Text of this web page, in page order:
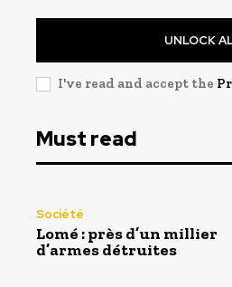
UNLOCK
I've read and accept the
Must read
Société
Lomé : près d’un millier
d’armes détruites